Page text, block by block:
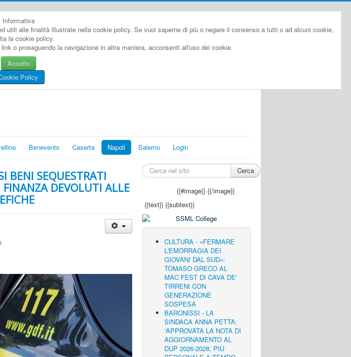
Informativa
alle finalità illustrate nella cookie policy. Se vuoi saperne di più o negare il consenso a tutti o ad alcuni cookie,
la cookie policy.
o proseguendo la navigazione in altra maniera, acconsenti all'uso dei cookie.
Accetto
Policy
Benevento Caserta Napoli Salerno Login
BENI SEQUESTRATI
DEVOLUTI ALLE
Cerca
{{#image}}{{/image}}
{{text}} {{subtext}}
CULTURA - «FERMARE
L'EMORRAGIA DEI
GIOVANI DAL SUD»:
TOMASO GRECO AL
MAC FEST DI CAVA DE'
TIRRENI CON
GENERAZIONE
SOSPESA
BARONISSI - LA
SINDACA ANNA PETTA:
“APPROVATA LA NOTA DI
AGGIORNAMENTO AL
DUP 2026-2028, PIÙ